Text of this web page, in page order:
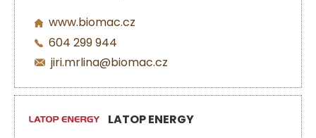
www.biomac.cz
604 299 944
jiri.mrlina@biomac.cz
LATOP ENERGY